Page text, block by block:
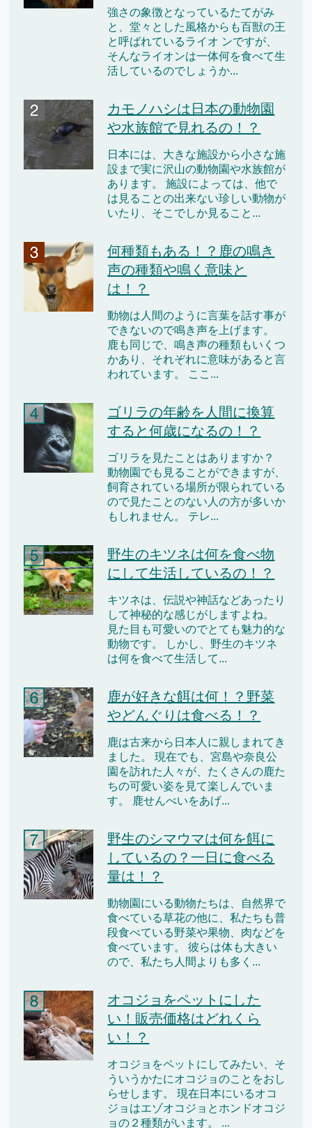
強さの象徴となっているたてがみ
と、堂々とした風格からも百獣の王
と呼ばれているライオ ンですが、
そんなライオンは一体何を食べて生
活しているのでしょうか...
カモノハシは日本の動物園
や水族館で見れるの！？
日本には、大きな施設から小さな施
設まで実に沢山の動物園や水族館が
あります。 施設によっては、他で
は見ることの出来ない珍しい動物が
いたり、そこでしか見ること...
何種類もある！？鹿の鳴き
声の種類や鳴く意味と
は！？
動物は人間のように言葉を話す事が
できないので鳴き声を上げます。
鹿も同じで、鳴き声の種類もいくつ
かあり、それぞれに意味があると言
われています。 ここ...
ゴリラの年齢を人間に換算
すると何歳になるの！？
ゴリラを見たことはありますか？
動物園でも見ることができますが、
飼育されている場所が限られている
ので見たことのない人の方が多いか
もしれません。 テレ...
野生のキツネは何を食べ物
にして生活しているの！？
キツネは、伝説や神話などあったり
して神秘的な感じがしますよね。
見た目も可愛いのでとても魅力的な
動物です。 しかし、野生のキツネ
は何を食べて生活して...
鹿が好きな餌は何！？野菜
やどんぐりは食べる！？
鹿は古来から日本人に親しまれてき
ました。 現在でも、宮島や奈良公
園を訪れた人々が、たくさんの鹿た
ちの可愛い姿を見て楽しんでいま
す。 鹿せんべいをあげ...
野生のシマウマは何を餌に
しているの？一日に食べる
量は！？
動物園にいる動物たちは、自然界で
食べている草花の他に、私たちも普
段食べている野菜や果物、肉などを
食べています。 彼らは体も大きい
ので、私たち人間よりも多く...
オコジョをペットにした
い！販売価格はどれくら
い！？
オコジョをペットにしてみたい、そ
ういうかたにオコジョのことをおし
らせします。 現在日本にいるオコ
ジョはエゾオコジョとホンドオコジ
ョの２種類がいます。 ...